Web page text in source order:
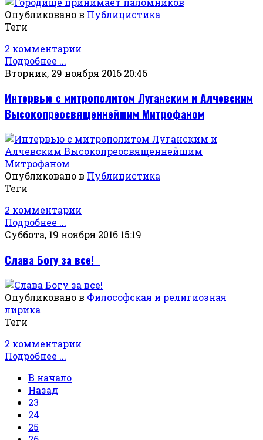
Опубликовано в Публицистика
Теги
2 комментарии
Подробнее ...
Вторник, 29 ноября 2016 20:46
Интервью с митрополитом Луганским и Алчевским
Высокопреосвященнейшим Митрофаном
Опубликовано в Публицистика
Теги
2 комментарии
Подробнее ...
Суббота, 19 ноября 2016 15:19
Слава Богу за все!
Опубликовано в Философская и религиозная
лирика
Теги
2 комментарии
Подробнее ...
В начало
Назад
23
24
25